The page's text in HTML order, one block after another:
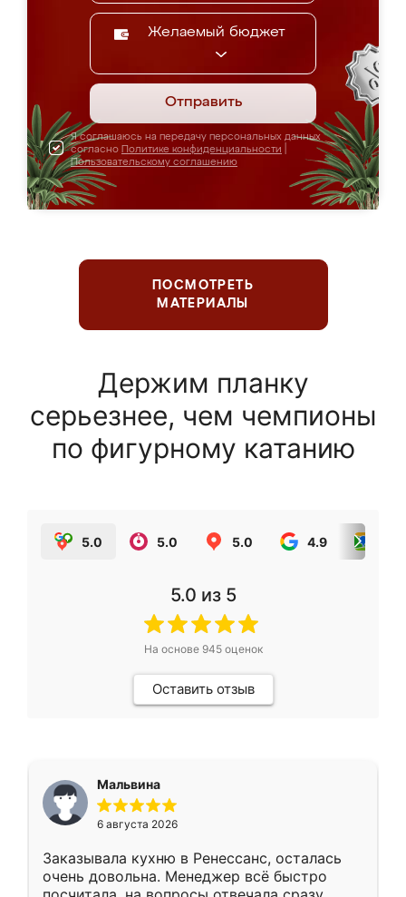
Желаемый бюджет
Отправить
Я соглашаюсь на передачу персональных данных
согласно Политике конфиденциальности
Пользовательскому соглашению
ПОСМОТРЕТЬ
МАТЕРИАЛЫ
Держим планку
серьезнее, чем чемпионы
по фигурному катанию
5.0 5.0 5.0 4.9
5.0 из 5
На основе 945оценок
Оставить отзыв
Мальвина
6 августа 2026
Заказывала кухню в Ренессанс, осталась
очень довольна. Менеджер всё быстро